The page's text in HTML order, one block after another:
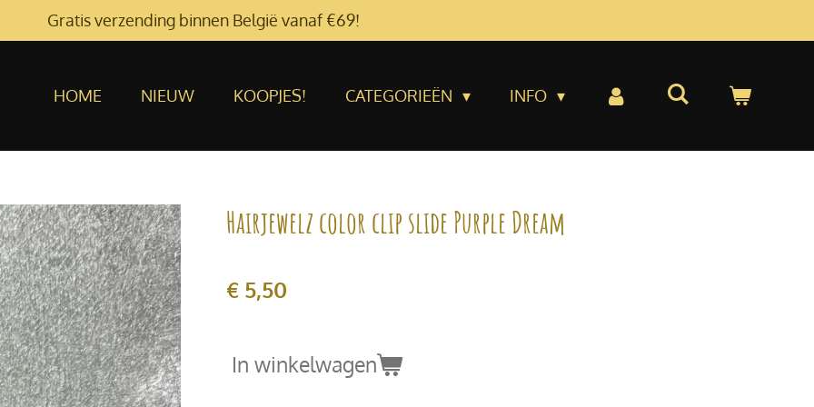
Gratis verzending binnen België vanaf €69!
HOME NIEUW KOOPJES! CATEGORIEËN INFO
Hairjewelz color clip slide Purple Dream
€ 5,50
In winkelwagen